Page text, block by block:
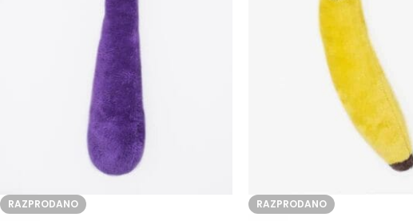
RAZPRODANO RAZPRODANO